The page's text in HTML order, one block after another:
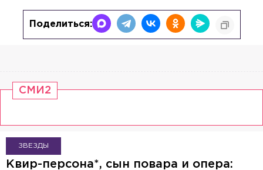
Поделиться:
СМИ2
ЗВЕЗДЫ
Квир-персона*, сын повара и опера: